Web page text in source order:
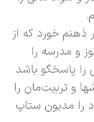
ذهنم خورد که از
و مدرسه را
را پاسخگو باشد
و تربیت‌مان را
را مدیون ستاپ